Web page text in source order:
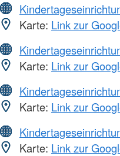
Karte: Link zur
Karte: Link zur
Karte: Link zur
Karte: Link zur